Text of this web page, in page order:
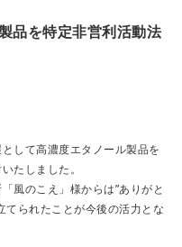
品を特定非営利活動法
して高濃度エタノール製品を
たしました。
風のこえ」様からは”ありがと
てられたことが今後の活力とな